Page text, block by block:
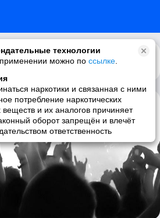
технологии
можно по ссылке
наркотики и связанная с ними
потребление наркотических
и их аналогов причиняет
оборот запрещён и влечёт
ответственность